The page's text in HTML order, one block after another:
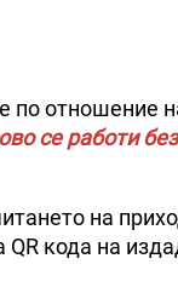
по отношение
се работи
на
кода на